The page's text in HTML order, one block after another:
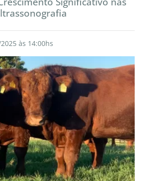
às 14:00hs